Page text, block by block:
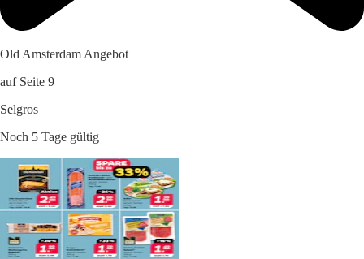
Old Amsterdam Angebot
auf Seite 9
Selgros
Noch 5 Tage gültig